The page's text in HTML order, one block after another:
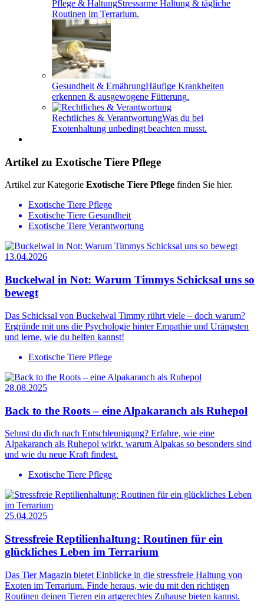
Pflege & HaltungStressarme Haltung & tägliche
Routinen im Terrarium.
Gesundheit & ErnährungHäufige Krankheiten
erkennen & ausgewogene Fütterung.
Rechtliches & VerantwortungWas du bei
Exotenhaltung unbedingt beachten musst.
Artikel zu Exotische Tiere Pflege
Artikel zur Kategorie Exotische Tiere Pflege finden Sie hier.
Exotische Tiere Pflege
Exotische Tiere Gesundheit
Exotische Tiere Verantwortung
13.04.2026
Buckelwal in Not: Warum Timmys Schicksal uns so
bewegt
Das Schicksal von Buckelwal Timmy rührt viele – doch warum?
Ergründe mit uns die Psychologie hinter Empathie und Urängsten
und lerne, wie du helfen kannst!
Exotische Tiere Pflege
28.08.2025
Back to the Roots – eine Alpakaranch als Ruhepol
Sehnst du dich nach Entschleunigung? Erfahre, wie eine
Alpakaranch als Ruhepol wirkt, warum Alpakas so besonders sind
und wie du neue Kraft findest.
Exotische Tiere Pflege
25.04.2025
Stressfreie Reptilienhaltung: Routinen für ein
glückliches Leben im Terrarium
Das Tier Magazin bietet Einblicke in die stressfreie Haltung von
Exoten im Terrarium. Finde heraus, wie du mit den richtigen
Routinen deinen Tieren ein artgerechtes Zuhause bieten kannst.